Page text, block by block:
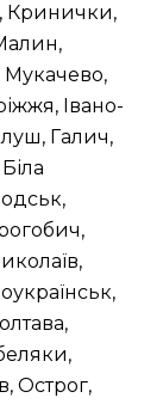
Кринички,
Івано-
Галич,
Острог,